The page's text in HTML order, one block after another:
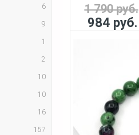
6
9
1
2
10
10
16
157
1 790 руб.
984 руб.